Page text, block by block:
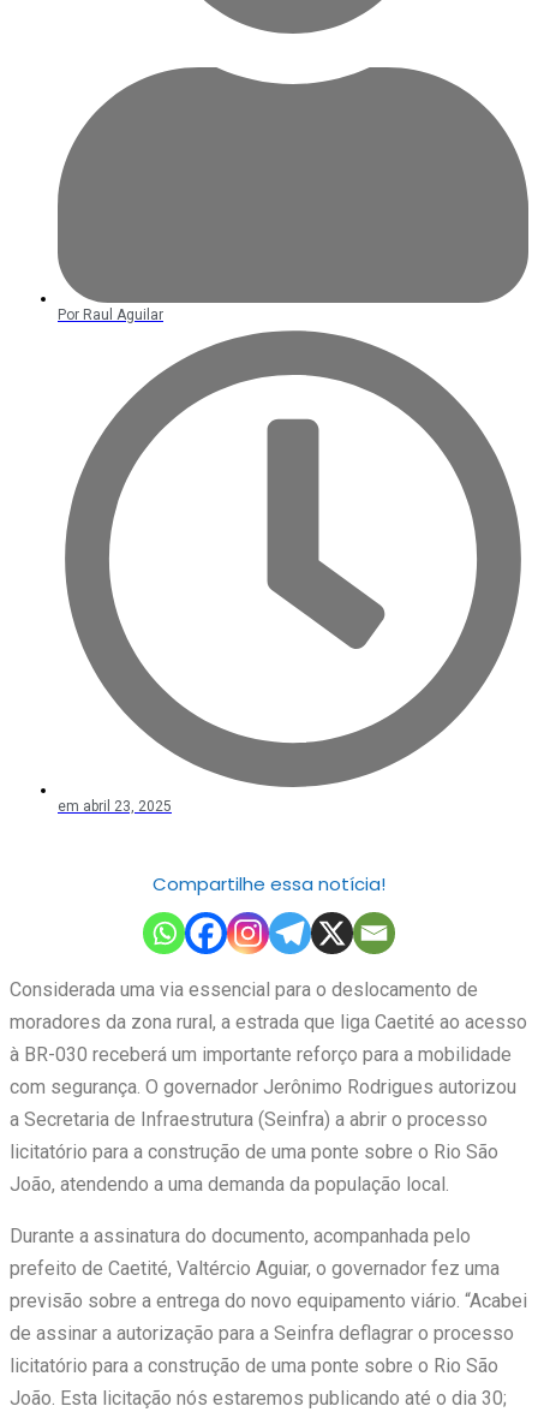
Por Raul Aguilar
em abril 23, 2025
Compartilhe essa notícia!
Considerada uma via essencial para o deslocamento de
moradores da zona rural, a estrada que liga Caetité ao acesso
à BR-030 receberá um importante reforço para a mobilidade
com segurança. O governador Jerônimo Rodrigues autorizou
a Secretaria de Infraestrutura (Seinfra) a abrir o processo
licitatório para a construção de uma ponte sobre o Rio São
João, atendendo a uma demanda da população local.
Durante a assinatura do documento, acompanhada pelo
prefeito de Caetité, Valtércio Aguiar, o governador fez uma
previsão sobre a entrega do novo equipamento viário. “Acabei
de assinar a autorização para a Seinfra deflagrar o processo
licitatório para a construção de uma ponte sobre o Rio São
João. Esta licitação nós estaremos publicando até o dia 30;